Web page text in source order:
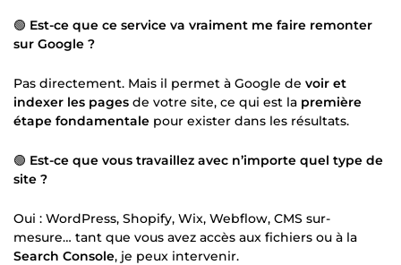
🟢 Est-ce que ce service va vraiment me faire remonter
sur Google ?
Pas directement. Mais il permet à Google de voir et
indexer les pages de votre site, ce qui est la première
étape fondamentale pour exister dans les résultats.
🟢 Est-ce que vous travaillez avec n’importe quel type de
site ?
Oui : WordPress, Shopify, Wix, Webflow, CMS sur-
mesure… tant que vous avez accès aux fichiers ou à la
Search Console, je peux intervenir.